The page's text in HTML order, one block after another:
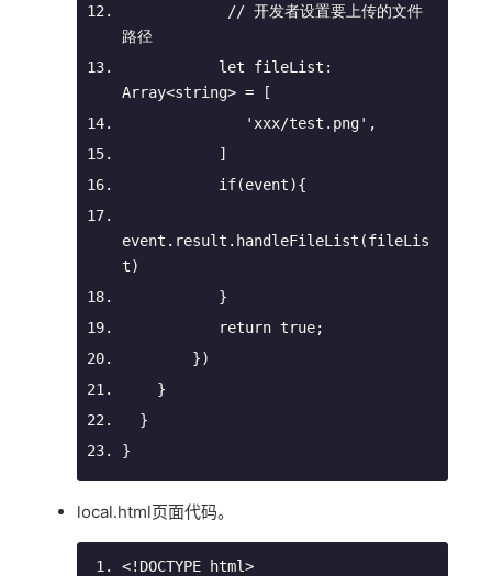
// 开发者设置要上传的文件
路径
let
Array<string> = [
'xxx/test.png' ,
           ]
if(event){
event.result.handleFileList(fileLis
t)
           }
return true;
        })
    }
  }
}
local.html页面代码。
<!DOCTYPE html>